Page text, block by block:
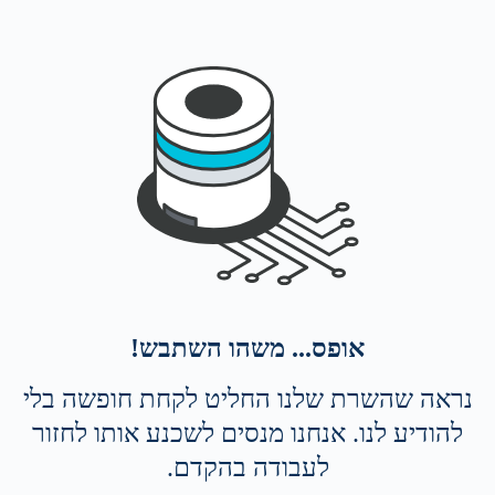
אופס... משהו השתבש!
נראה שהשרת שלנו החליט לקחת חופשה בלי
להודיע לנו. אנחנו מנסים לשכנע אותו לחזור
לעבודה בהקדם.